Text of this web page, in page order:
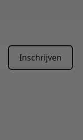
Inschrijven